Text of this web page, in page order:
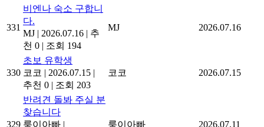
331
비엔나 숙소 구합니
다.
MJ | 2026.07.16 | 추
천 0 | 조회 194
MJ 2026.07.16
330
초보 유학생
코코 | 2026.07.15 |
추천 0 | 조회 203
코코 2026.07.15
329
반려견 돌봐 주실 분
찾습니다
룽이아빠 |
룽이아빠 2026.07.11